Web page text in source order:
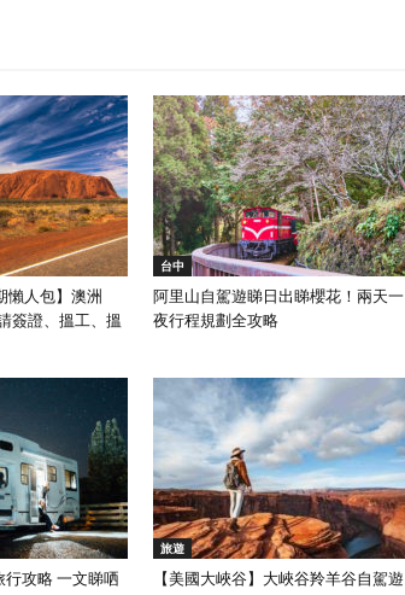
懶人包】澳洲
簽證、搵工、搵
台中
阿里山自駕遊睇日出睇櫻花！兩天一
夜行程規劃全攻略
攻略 一文睇哂
旅遊
【美國大峽谷】大峽谷羚羊谷自駕遊